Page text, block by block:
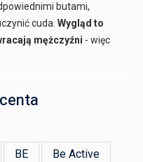
butami,
cuda.Wygląd to
mężczyźni - więc
BE Be Active